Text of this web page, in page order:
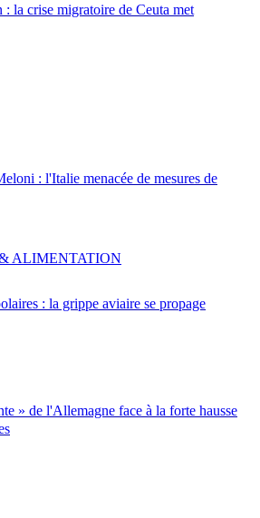
: la crise migratoire de Ceuta met
: l'Italie menacée de mesures de
: la grippe aviaire se propage
ALIMENTATION
» de l'Allemagne face à la forte hausse